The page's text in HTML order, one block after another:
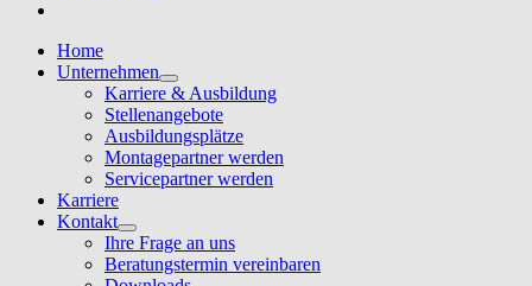
Home
Unternehmen
Karriere & Ausbildung
Stellenangebote
Ausbildungsplätze
Montagepartner werden
Servicepartner werden
Karriere
Kontakt
Ihre Frage an uns
Beratungstermin vereinbaren